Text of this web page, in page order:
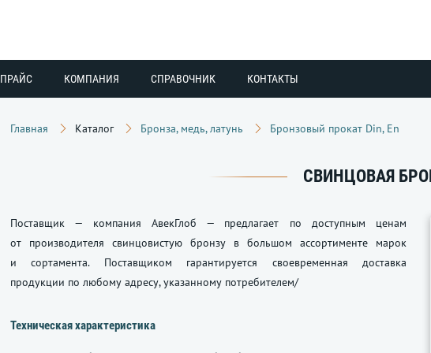
ПРАЙС КОМПАНИЯ СПРАВОЧНИК КОНТАКТЫ
Главная Каталог Бронза, медь, латунь Бронзовый прокат Din, En
СВИНЦОВАЯ
Поставщик — компания АвекГлоб — предлагает по доступным ценам
от производителя свинцовистую бронзу в большом ассортименте марок
и сортамента. Поставщиком гарантируется своевременная доставка
продукции по любому адресу, указанному потребителем/
Техническая характеристика